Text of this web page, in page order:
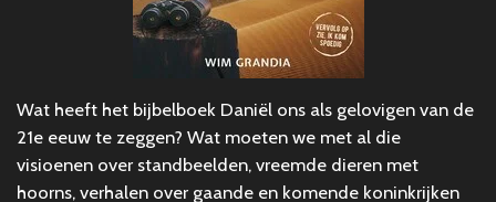
Wat heeft het bijbelboek Daniël ons als gelovigen van de
21e eeuw te zeggen? Wat moeten we met al die
visioenen over standbeelden, vreemde dieren met
hoorns, verhalen over gaande en komende koninkrijken